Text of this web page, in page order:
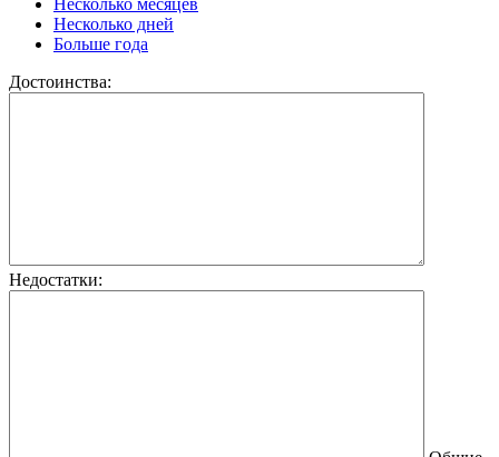
Несколько дней
Больше года
Достоинства:
Недостатки: